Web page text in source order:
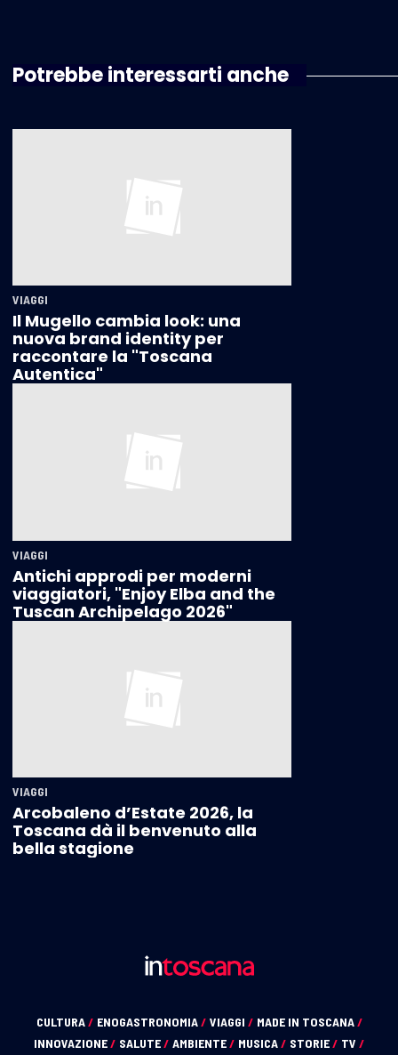
Potrebbe interessarti anche
VIAGGI
Il Mugello cambia look: una
nuova brand identity per
raccontare la "Toscana
Autentica"
VIAGGI
Antichi approdi per moderni
viaggiatori, "Enjoy Elba and the
Tuscan Archipelago 2026"
VIAGGI
Arcobaleno d’Estate 2026, la
Toscana dà il benvenuto alla
bella stagione
CULTURA/ ENOGASTRONOMIA/ VIAGGI / MADE IN TOSCANA/
INNOVAZIONE/ SALUTE/ AMBIENTE/ MUSICA/ STORIE/ TV /